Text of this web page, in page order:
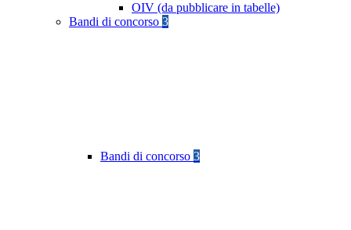
OIV (da pubblicare in tabelle)
Bandi di concorso 3
Bandi di concorso 3